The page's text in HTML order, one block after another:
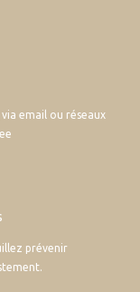
via email ou réseaux
prévenir